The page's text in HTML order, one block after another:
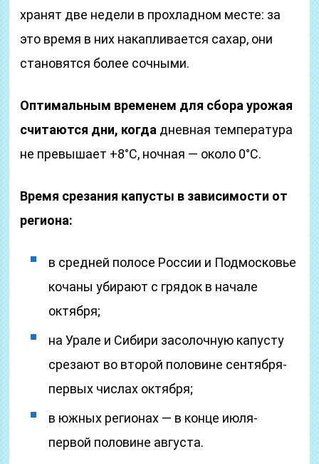
хранят две недели в прохладном месте: за
это время в них накапливается сахар, они
становятся более сочными.
Оптимальным временем для сбора урожая
считаются дни, когда дневная температура
не превышает +8°С, ночная — около 0°С.
Время срезания капусты в зависимости от
региона:
в средней полосе России и Подмосковье
кочаны убирают с грядок в начале
октября;
на Урале и Сибири засолочную капусту
срезают во второй половине сентября-
первых числах октября;
в южных регионах — в конце июля-
первой половине августа.